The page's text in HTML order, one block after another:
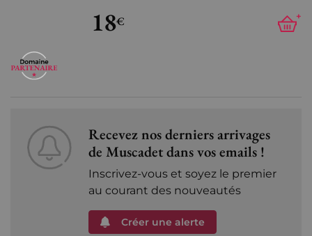
18€ +
Recevez nos derniers arrivages
de Muscadet dans vos emails !
Inscrivez-vous et soyez le premier
au courant des nouveautés
Créer une alerte